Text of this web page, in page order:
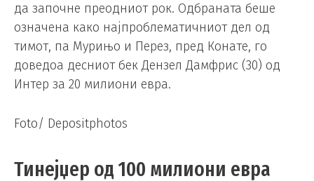
да започне преодниот рок. Одбраната беше
означена како најпроблематичниот дел од
тимот, па Мурињо и Перез, пред Конате, го
доведоа десниот бек Дензел Дамфрис (30) од
Интер за 20 милиони евра.
Foto/ Depositphotos
Тинејџер од 100 милиони евра